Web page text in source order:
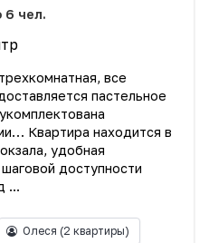
6 чел.
все
пастельное
Квартира находится в
удобная
доступности
...
Олеся (2 квартиры)